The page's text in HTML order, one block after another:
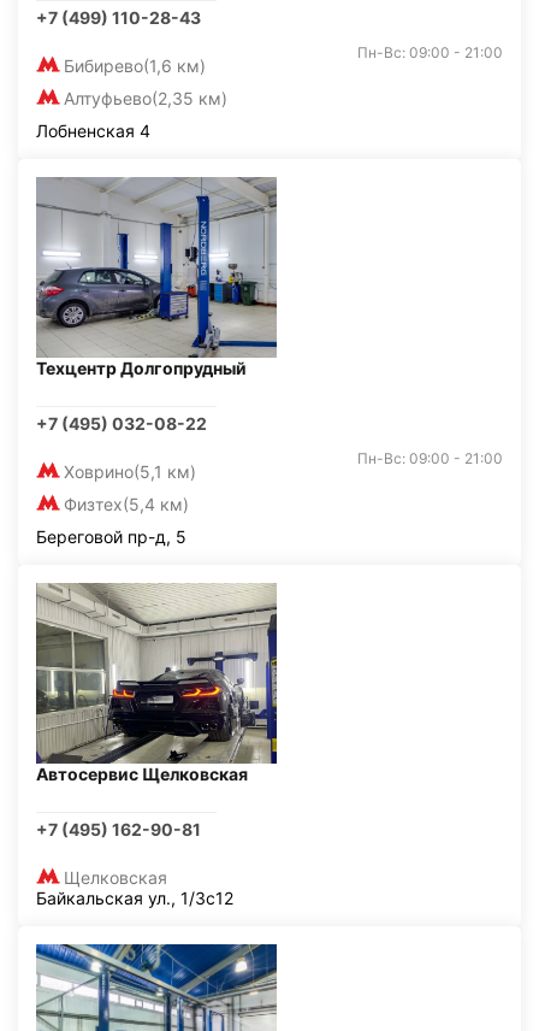
+7 (499) 110-28-43
Бибирево(1,6 км)
Алтуфьево(2,35 км)
Пн-Вс: 09:00 - 21:00
Лобненская 4
Техцентр Долгопрудный
+7 (495) 032-08-22
Ховрино(5,1 км)
Физтех(5,4 км)
Пн-Вс: 09:00 - 21:00
Береговой пр-д, 5
Автосервис Щелковская
+7 (495) 162-90-81
Щелковская
Байкальская ул., 1/3с12